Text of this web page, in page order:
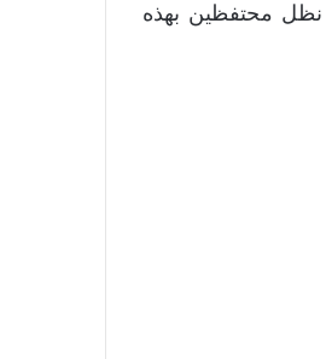
نظل محتفظين بهذه